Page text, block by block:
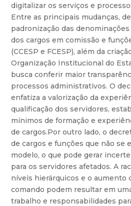
digitalizar os serviços e
Entre as principais mudanças,
padronização das
dos cargos em comissão e
(CCESP e FCESP), além da
Organização Institucional do
busca conferir maior
processos administrativos. O
enfatiza a valorização da
qualificação dos servidores,
mínimos de formação e
de cargos.Por outro lado, o
de cargos e funções que não se
modelo, o que pode gerar
para os servidores afetados. A
níveis hierárquicos e o aumento
comando podem resultar em
trabalho e responsabilidades